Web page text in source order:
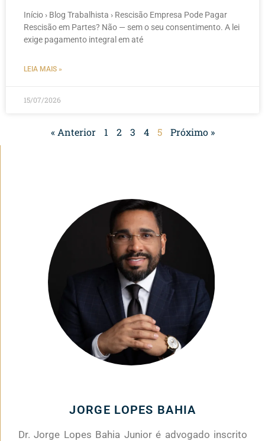
Início › Blog Trabalhista › Rescisão Empresa Pode Pagar
Rescisão em Partes? Não — sem o seu consentimento. A lei
exige pagamento integral em até
LEIA MAIS »
15/07/2026
« Anterior 1 2 3 4 5 Próximo »
JORGE LOPES BAHIA
Dr. Jorge Lopes Bahia Junior é advogado inscrito